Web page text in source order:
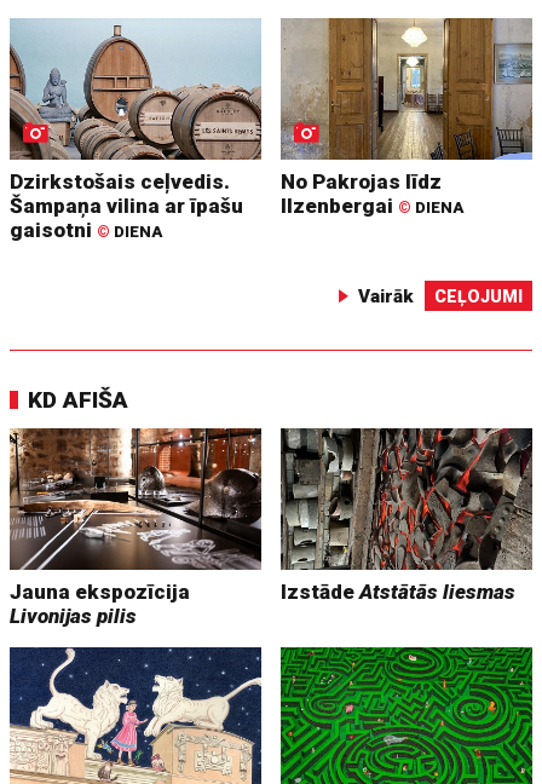
Dzirkstošais ceļvedis.
Šampaņa vilina ar īpašu
gaisotni © DIENA
No Pakrojas līdz
Ilzenbergai © DIENA
Vairāk CEĻOJUMI
KD AFIŠA
Jauna ekspozīcija
Livonijas pilis
IzstādeAtstātās liesmas